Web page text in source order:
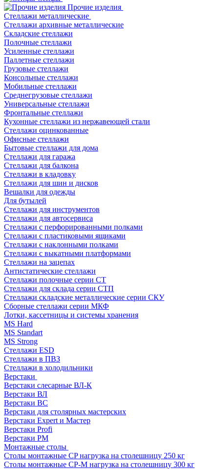
Прочие изделия
Стеллажи металлические
Cтеллажи архивные металлические
Складские стеллажи
Полочные стеллажи
Усиленные стеллажи
Паллетные стеллажи
Грузовые стеллажи
Консольные стеллажи
Мобильные стеллажи
Среднегрузовые стеллажи
Универсальные стеллажи
Фронтальные стеллажи
Кухонные стеллажи из нержавеющей стали
Стеллажи оцинкованные
Офисные стеллажи
Бытовые стеллажи для дома
Стеллажи для гаража
Стеллажи для балкона
Стеллажи в кладовку
Стеллажи для шин и дисков
Вешалки для одежды
Для бутылей
Стеллажи для инструментов
Стеллажи для автосервиса
Стеллажи с перфорированными полками
Стеллажи с пластиковыми ящиками
Стеллажи с наклонными полками
Стеллажи с выкатными платформами
Стеллажи на зацепах
Антистатические стеллажи
Стеллажи полочные серии СТ
Стеллажи для склада серии СТП
Стеллажи складские металлические серии СКУ
Сборные стеллажи серии МКФ
Лотки, кассетницы и системы хранения
MS Hard
MS Standart
MS Strong
Стеллажи ESD
Стеллажи в ПВЗ
Стеллажи в холодильники
Верстаки
Верстаки слесарные ВЛ-К
Верстаки ВЛ
Верстаки ВС
Верстаки для столярных мастерских
Верстаки Expert и Мастер
Верстаки Profi
Верстаки РМ
Монтажные столы
Столы монтажные СP нагрузка на столешницу 250 кг
Столы монтажные СР-М нагрузка на столешницу 300 кг